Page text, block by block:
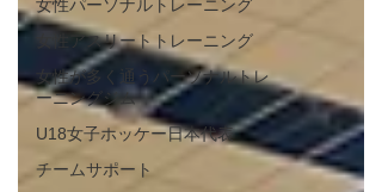
女性パーソナルトレーニング
女性アスリートトレーニング
女性が多く通うパーソナルトレ
ーニングジム
U18女子ホッケー日本代表
チームサポート